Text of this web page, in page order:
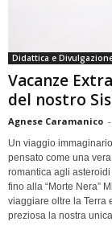
Didattica e
Vacanze
del nostro
Agnese Caramanico -
Un viaggio
pensato come una
romantica agli
fino alla “Morte Nera”
viaggiare oltre la Terra
preziosa la nostra